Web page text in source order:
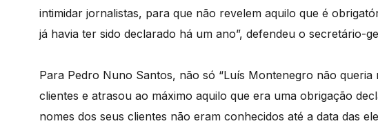
intimidar jornalistas, para que não revelem aquilo que é
já havia ter sido declarado há um ano”, defendeu o secretário-
Para Pedro Nuno Santos, não só “Luís Montenegro não
clientes e atrasou ao máximo aquilo que era uma obrigação
nomes dos seus clientes não eram conhecidos até a data das